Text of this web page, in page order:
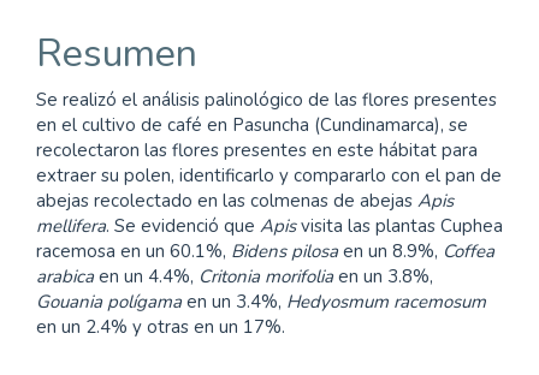
Resumen
Se realizó el análisis palinológico de las flores presentes
en el cultivo de café en Pasuncha (Cundinamarca), se
recolectaron las flores presentes en este hábitat para
extraer su polen, identificarlo y compararlo con el pan de
abejas recolectado en las colmenas de abejas Apis
mellifera. Se evidenció que Apisvisita las plantas Cuphea
racemosa en un 60.1%, Bidens pilosaen un 8.9%, Coffea
arabicaen un 4.4%, Critonia morifoliaen un 3.8%,
Gouania polígamaen un 3.4%, Hedyosmum racemosum
en un 2.4% y otras en un 17%.